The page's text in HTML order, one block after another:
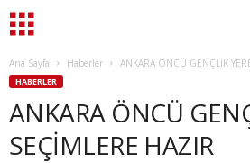
Ana Sayfa Haberler ANKARA ÖNCÜ GENÇLİK
HABERLER
ANKARA ÖNCÜ
SEÇİMLERE HAZIR